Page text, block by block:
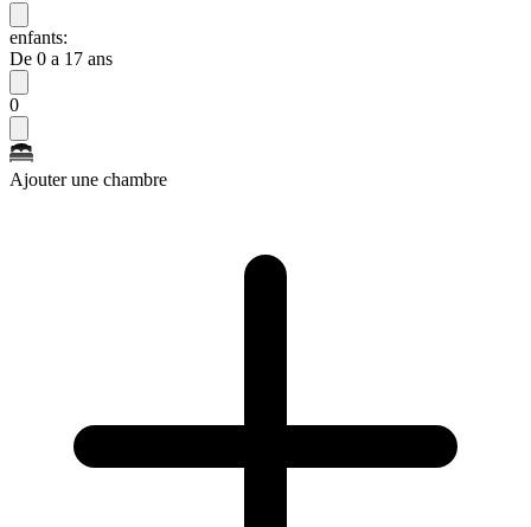
enfants:
De 0 a 17 ans
0
Ajouter une chambre